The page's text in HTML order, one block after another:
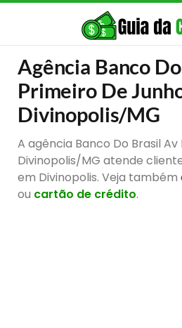
Agência Banco
Primeiro De
Divinopolis/MG
A agência Banco Do Brasil
Divinopolis/MG atende
em Divinopolis. Veja também
ou cartão de crédito.